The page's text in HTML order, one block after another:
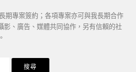
期專案簽約；各項專案亦可與我長期合作
影、廣告、媒體共同協作，另有信賴的社